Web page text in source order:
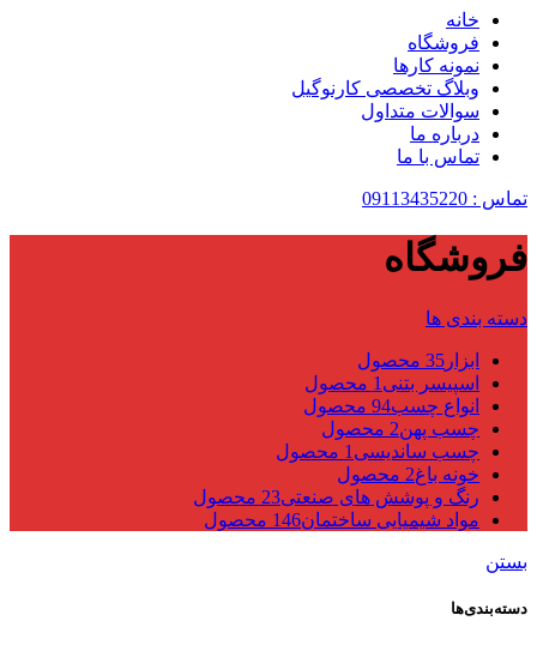
خانه
فروشگاه
نمونه کارها
وبلاگ تخصصی کارنوگیل
سوالات متداول
درباره ما
تماس با ما
تماس : 09113435220
فروشگاه
دسته بندی ها
ابزار 35 محصول
اسپیسر بتنی 1 محصول
انواع چسب94 محصول
چسب پهن2 محصول
چسب ساندیسی 1 محصول
خونه باغ2 محصول
رنگ و پوشش های صنعتی23 محصول
مواد شیمیایی ساختمان146 محصول
بستن
دسته‌بندی‌ها